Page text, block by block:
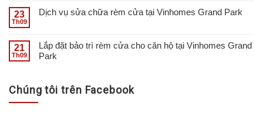
23
Th09
Dịch vụ sửa chữa rèm cửa tại Vinhomes Grand Park
21
Th09
Lắp đặt bảo trì rèm cửa cho căn hộ tại Vinhomes Grand
Park
Chúng tôi trên Facebook